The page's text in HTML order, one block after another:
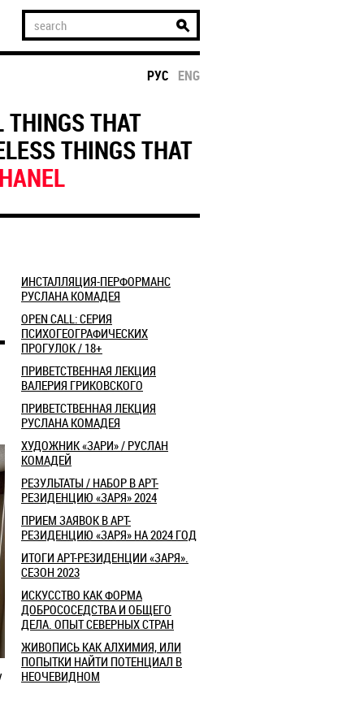
РУС ENG
THINGS THAT
THINGS THAT
ИНСТАЛЛЯЦИЯ-ПЕРФОРМАНС
РУСЛАНА КОМАДЕЯ
OPEN CALL: СЕРИЯ
ПСИХОГЕОГРАФИЧЕСКИХ
ПРОГУЛОК / 18+
ПРИВЕТСТВЕННАЯ ЛЕКЦИЯ
ВАЛЕРИЯ ГРИКОВСКОГО
ПРИВЕТСТВЕННАЯ ЛЕКЦИЯ
РУСЛАНА КОМАДЕЯ
ХУДОЖНИК «ЗАРИ» / РУСЛАН
КОМАДЕЙ
РЕЗУЛЬТАТЫ / НАБОР В АРТ-
РЕЗИДЕНЦИЮ «ЗАРЯ» 2024
ПРИЕМ ЗАЯВОК В АРТ-
РЕЗИДЕНЦИЮ «ЗАРЯ» НА 2024 ГОД
ИТОГИ АРТ-РЕЗИДЕНЦИИ «ЗАРЯ».
СЕЗОН 2023
ИСКУССТВО КАК ФОРМА
ДОБРОСОСЕДСТВА И ОБЩЕГО
ДЕЛА. ОПЫТ СЕВЕРНЫХ СТРАН
ЖИВОПИСЬ КАК АЛХИМИЯ, ИЛИ
ПОПЫТКИ НАЙТИ ПОТЕНЦИАЛ В
НЕОЧЕВИДНОМ